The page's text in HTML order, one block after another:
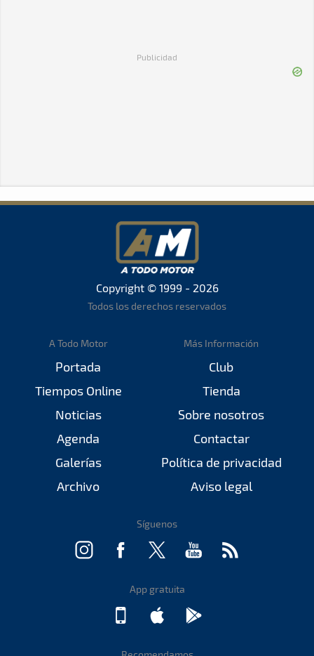
Publicidad
Copyright © 1999 - 2026
Todos los derechos reservados
A Todo Motor
Portada
Tiempos Online
Noticias
Agenda
Galerías
Archivo
Más Información
Club
Tienda
Sobre nosotros
Contactar
Política de privacidad
Aviso legal
Síguenos
App gratuita